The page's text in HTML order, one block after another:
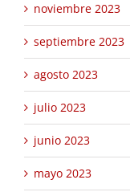
noviembre 2023
septiembre 2023
agosto 2023
julio 2023
junio 2023
mayo 2023